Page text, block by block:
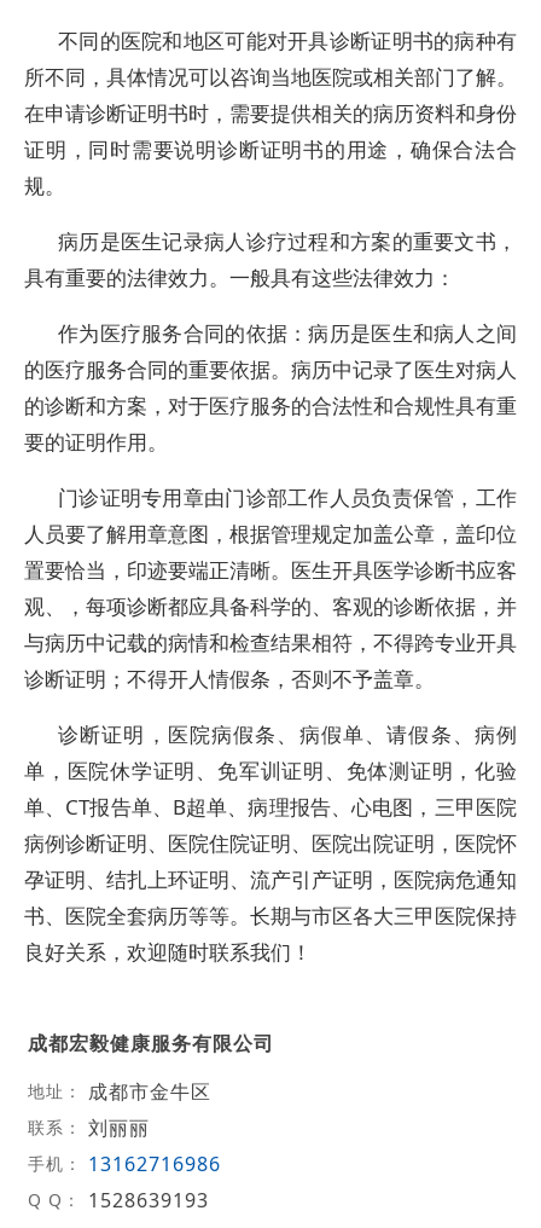
不同的医院和地区可能对开具诊断证明书的病种有
所不同，具体情况可以咨询当地医院或相关部门了解。
在申请诊断证明书时，需要提供相关的病历资料和身份
证明，同时需要说明诊断证明书的用途，确保合法合
规。
病历是医生记录病人诊疗过程和方案的重要文书，
具有重要的法律效力。一般具有这些法律效力：
作为医疗服务合同的依据：病历是医生和病人之间
的医疗服务合同的重要依据。病历中记录了医生对病人
的诊断和方案，对于医疗服务的合法性和合规性具有重
要的证明作用。
门诊证明专用章由门诊部工作人员负责保管，工作
人员要了解用章意图，根据管理规定加盖公章，盖印位
置要恰当，印迹要端正清晰。医生开具医学诊断书应客
观、，每项诊断都应具备科学的、客观的诊断依据，并
与病历中记载的病情和检查结果相符，不得跨专业开具
诊断证明；不得开人情假条，否则不予盖章。
诊断证明，医院病假条、病假单、请假条、病例
单，医院休学证明、免军训证明、免体测证明，化验
单、CT报告单、B超单、病理报告、心电图，三甲医院
病例诊断证明、医院住院证明、医院出院证明，医院怀
孕证明、结扎上环证明、流产引产证明，医院病危通知
书、医院全套病历等等。长期与市区各大三甲医院保持
良好关系，欢迎随时联系我们！
成都宏毅健康服务有限公司
地址： 成都市金牛区
联系： 刘丽丽
手机： 13162716986
Q Q： 1528639193